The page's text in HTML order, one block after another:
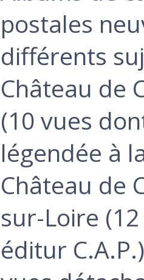
postales
différents
Château de
(10 vues
légendée à
Château de
sur-Loire
éditur